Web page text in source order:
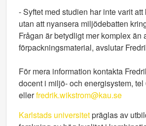
- Syftet med studien har inte varit
utan att nyansera miljödebatten
Frågan är betydligt mer komplex än
förpackningsmaterial, avslutar
För mera information kontakta
docent i miljö- och energisystem,
ellerfredrik.wikstrom@kau.se
Karlstads universitetpräglas av